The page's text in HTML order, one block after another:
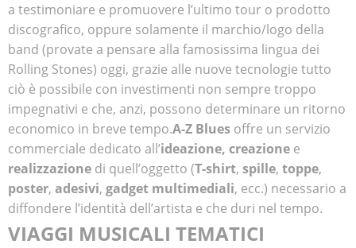
a testimoniare e promuovere l’ultimo tour o prodotto
discografico, oppure solamente il marchio/logo della
band (provate a pensare alla famosissima lingua dei
Rolling Stones) oggi, grazie alle nuove tecnologie tutto
ciò è possibile con investimenti non sempre troppo
impegnativi e che, anzi, possono determinare un ritorno
economico in breve tempo.A-Z Blues offre un servizio
commerciale dedicato all’ideazione, creazione e
realizzazione di quell’oggetto (T-shirt, spille, toppe,
poster, adesivi, gadget multimediali, ecc.) necessario a
diffondere l’identità dell’artista e che duri nel tempo.
VIAGGI MUSICALI TEMATICI